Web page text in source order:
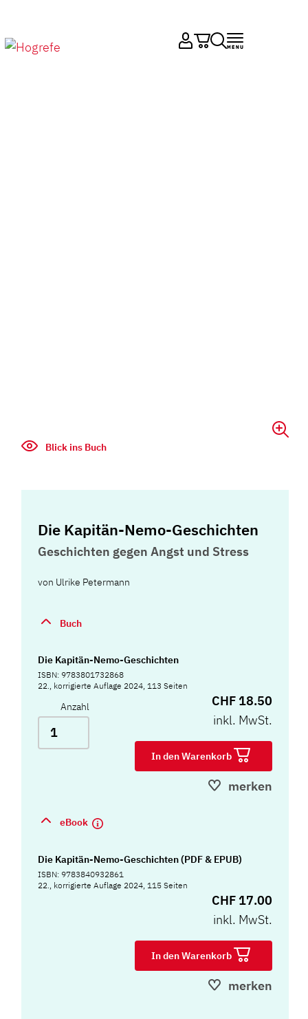
Blick ins Buch
Die Kapitän-Nemo-Geschichten
Geschichten gegen Angst und Stress
von Ulrike Petermann
Buch
Die Kapitän-Nemo-Geschichten
ISBN: 9783801732868
22., korrigierte Auflage 2024, 113 Seiten
Anzahl
CHF 18.50
inkl. MwSt.
In den Warenkorb
merken
eBook
Die Kapitän-Nemo-Geschichten (PDF & EPUB)
ISBN: 9783840932861
22., korrigierte Auflage 2024, 115 Seiten
CHF 17.00
inkl. MwSt.
In den Warenkorb
merken